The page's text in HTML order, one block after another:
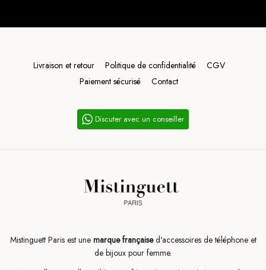
Livraison et retour Politique de confidentialité
CGV
Paiement sécurisé
Contact
Discuter avec un conseiller
Mistinguett Paris est une marque françaised'accessoires de téléphone et
de bijoux pour femme.